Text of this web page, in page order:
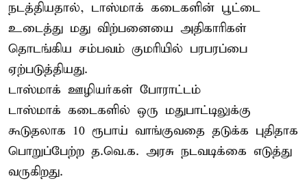
நடத்தியதால், டாஸ்மாக் கடைகளின் பூட்டை
உடைத்து மது விற்பனையை அதிகாரிகள்
தொடங்கிய சம்பவம் குமரியில் பரபரப்பை
ஏற்படுத்தியது.
டாஸ்மாக் ஊழியர்கள் போராட்டம்
டாஸ்மாக் கடைகளில் ஒரு மதுபாட்டிலுக்கு
கூடுதலாக 10 ரூபாய் வாங்குவதை தடுக்க புதிதாக
பொறுப்பேற்ற த.வெ.க. அரசு நடவடிக்கை எடுத்து
வருகிறது.